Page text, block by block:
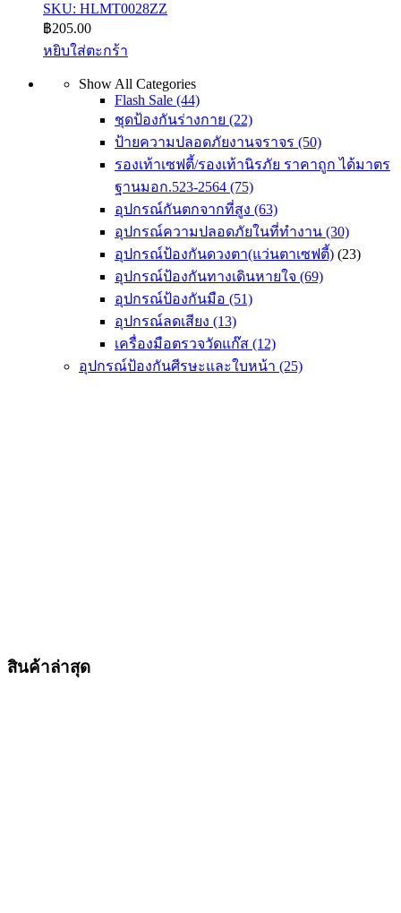
SKU: HLMT0028ZZ
฿205.00
หยิบใส่ตะกร้า
Show All Categories
Flash Sale (44)
ชุดป้องกันร่างกาย (22)
ป้ายความปลอดภัยงานจราจร (50)
รองเท้าเซฟตี้/รองเท้านิรภัย ราคาถูก ได้มาตร
ฐานมอก.523-2564 (75)
อุปกรณ์กันตกจากที่สูง (63)
อุปกรณ์ความปลอดภัยในที่ทำงาน (30)
อุปกรณ์ป้องกันดวงตา(แว่นตาเซฟตี้) (23)
อุปกรณ์ป้องกันทางเดินหายใจ (69)
อุปกรณ์ป้องกันมือ (51)
อุปกรณ์ลดเสียง (13)
เครื่องมือตรวจวัดแก๊ส (12)
อุปกรณ์ป้องกันศีรษะและใบหน้า (25)
สินค้าล่าสุด